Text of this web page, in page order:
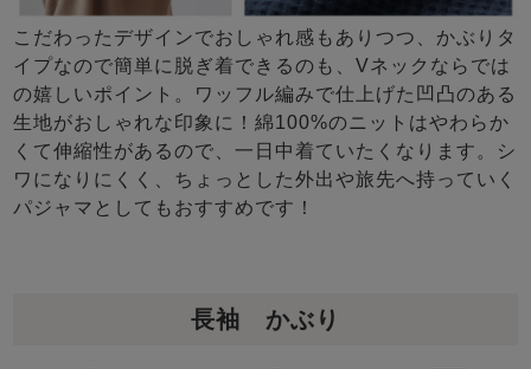
こだわったデザインでおしゃれ感もありつつ、かぶりタ
イプなので簡単に脱ぎ着できるのも、Vネックならでは
の嬉しいポイント。ワッフル編みで仕上げた凹凸のある
生地がおしゃれな印象に！綿100%のニットはやわらか
くて伸縮性があるので、一日中着ていたくなります。シ
ワになりにくく、ちょっとした外出や旅先へ持っていく
パジャマとしてもおすすめです！
長袖 かぶり